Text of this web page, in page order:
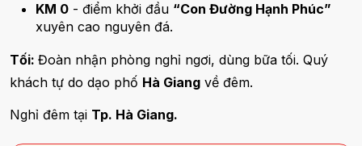
KM 0 - điểm khởi đầu “Con Đường Hạnh Phúc”
xuyên cao nguyên đá.
Tối: Đoàn nhận phòng nghỉ ngơi, dùng bữa tối. Quý
khách tự do dạo phố Hà Giang về đêm.
Nghỉ đêm tại Tp. Hà Giang.